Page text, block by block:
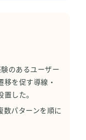
のあるユーザー
を促す導線・
した。
数パターンを順に